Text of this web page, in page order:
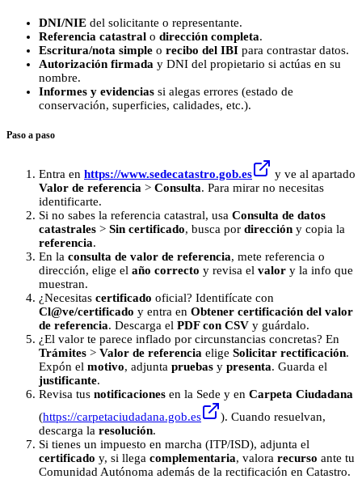
DNI/NIE del solicitante o representante.
Referencia catastral o dirección completa.
Escritura/nota simple o recibo del IBI para contrastar datos.
Autorización firmada y DNI del propietario si actúas en su
nombre.
Informes y evidencias si alegas errores (estado de
conservación, superficies, calidades, etc.).
Paso a paso
Entra en https://www.sedecatastro.gob.es
y ve al apartado
Valor de referencia > Consulta. Para mirar no necesitas
identificarte.
Si no sabes la referencia catastral, usa Consulta de datos
catastrales > Sin certificado, busca por dirección y copia la
referencia.
En la consulta de valor de referencia, mete referencia o
dirección, elige el año correcto y revisa el valor y la info que
muestran.
¿Necesitas certificado oficial? Identifícate con
Cl@ve/certificado y entra en Obtener certificación del valor
de referencia. Descarga el PDF con CSV y guárdalo.
¿El valor te parece inflado por circunstancias concretas? En
Trámites > Valor de referencia elige Solicitar rectificación.
Expón el motivo, adjunta pruebas y presenta. Guarda el
justificante.
Revisa tus notificaciones en la Sede y en Carpeta Ciudadana
(https://carpetaciudadana.gob.es
). Cuando resuelvan,
descarga la resolución.
Si tienes un impuesto en marcha (ITP/ISD), adjunta el
certificado y, si llega complementaria, valora recurso ante tu
Comunidad Autónoma además de la rectificación en Catastro.